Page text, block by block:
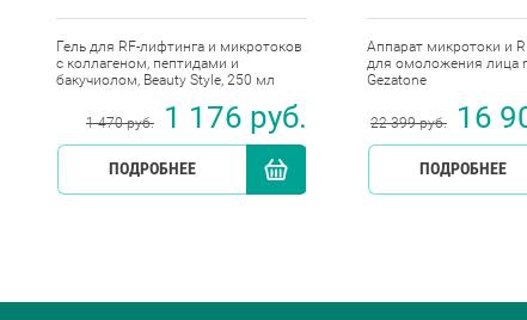
КУПИТЬ
Гель для RF-лифтинга и микротоков
с коллагеном, пептидами и
бакучиолом, Beauty Style, 250 мл
1 470 руб. 1 176 руб.
ПОДРОБНЕЕ КУПИТЬ
Аппарат микротоки и
для омоложения лица
Gezatone
22 399 руб. 16
ПОДРОБНЕЕ